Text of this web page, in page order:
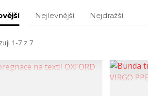
Nejlevnější Nejdražší
1-7 z 7